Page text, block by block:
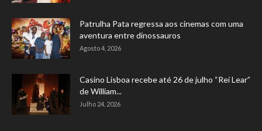
Patrulha Pata regressa aos cinemas com uma
aventura entre dinossauros
Agosto 4, 2026
Casino Lisboa recebe até 26 de julho “Rei Lear”
de William...
Julho 24, 2026